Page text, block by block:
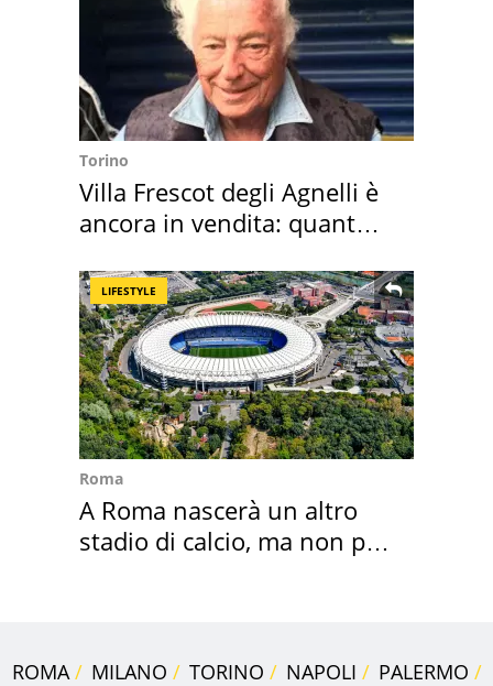
Torino
Villa Frescot degli Agnelli è
ancora in vendita: quanto
LIFESTYLE
Roma
A Roma nascerà un altro
stadio di calcio, ma non per
ROMA MILANO TORINO NAPOLI
PALERMO